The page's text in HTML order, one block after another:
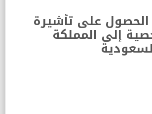
على تأشيرة
إلى المملكة